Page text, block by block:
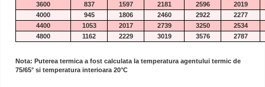
3600
837 1597 2181 2596
2019
4000
945 1806 2460 2922
2277
4400
1053 2017 2739 3250
2534
4800
1162 2229 3019 3576 2787
Nota: Puterea termica a fost calculata la temperatura agentului termic de
75/65° si temperatura interioara 20°C